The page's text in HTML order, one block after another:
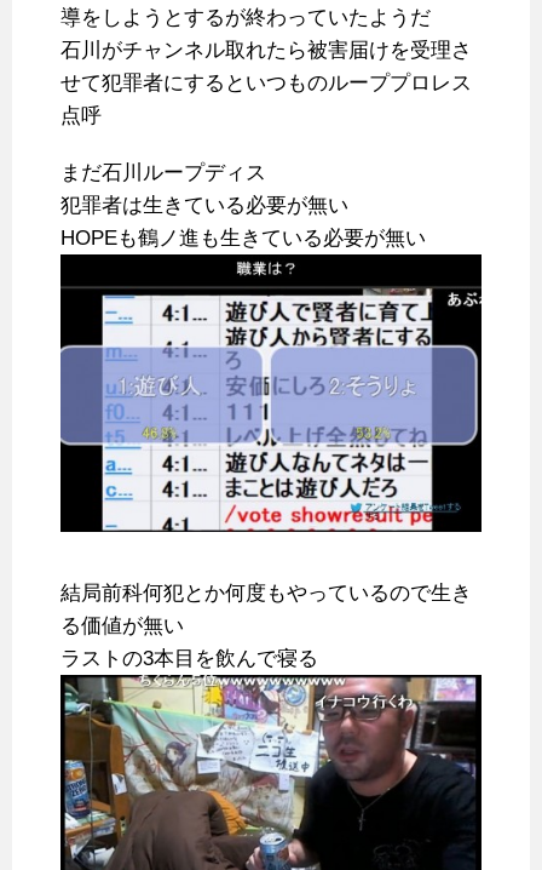
導をしようとするが終わっていたようだ
石川がチャンネル取れたら被害届けを受理さ
せて犯罪者にするといつものループプロレス
点呼
まだ石川ループディス
犯罪者は生きている必要が無い
HOPEも鶴ノ進も生きている必要が無い
結局前科何犯とか何度もやっているので生き
る価値が無い
ラストの3本目を飲んで寝る